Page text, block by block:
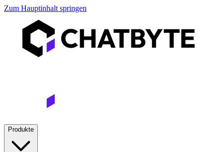
Zum Hauptinhalt springen
Produkte